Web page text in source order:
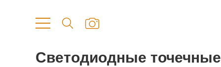
Светодиодные